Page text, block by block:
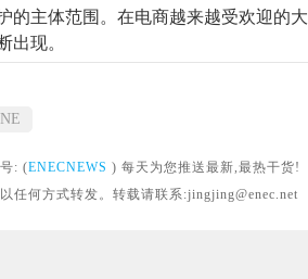
的主体范围。在电商越来越受欢迎的
出现。
: (ENECNEWS ) 每天为您推送最新,最热干货!
任何方式转发。转载请联系:jingjing@enec.net